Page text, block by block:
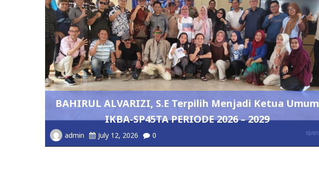
BAHIRUL ALVARIZI, S.E Terpilih Menjadi Ketua Umum
IKBA-SP45TA PERIODE 2026 – 2029
admin July 12, 2026 0